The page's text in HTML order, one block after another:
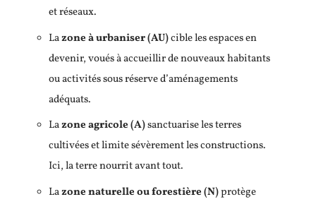
et réseaux.
Lazone à urbaniser (AU)cible les espaces en
devenir, voués à accueillir de nouveaux habitants
ou activités sous réserve d’aménagements
adéquats.
Lazone agricole (A)sanctuarise les terres
cultivées et limite sévèrement les constructions.
Ici, la terre nourrit avant tout.
Lazone naturelle ou forestière (N)protège